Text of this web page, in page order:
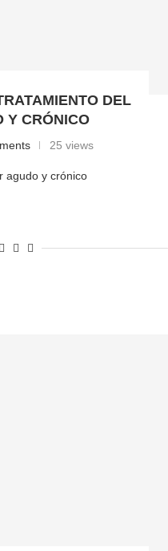
DEL
Y CRÓNICO
25 views
agudo y crónico